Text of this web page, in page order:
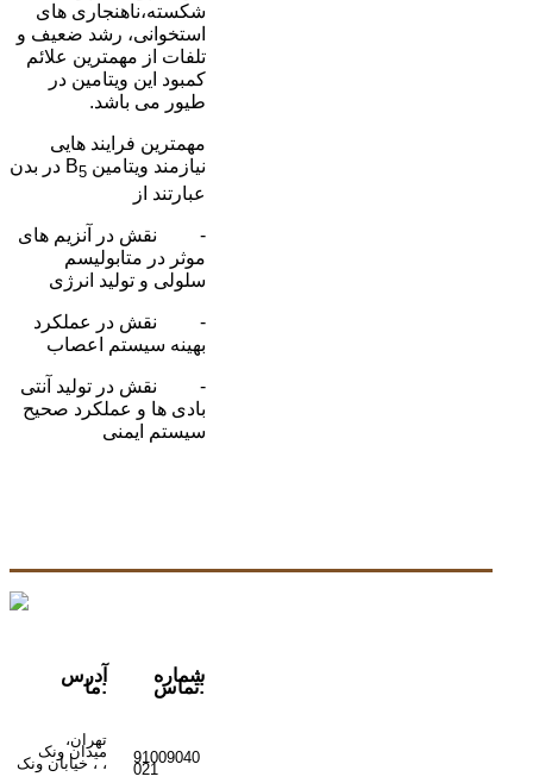
شکسته،ناهنجاری های
استخوانی، رشد ضعیف و
تلفات از مهمترین علائم
کمبود این ویتامین در
طیور می باشد.
مهمترین فرایند هایی
نیازمند ویتامین B 5
در بدن
عبارتند از
- نقش در آنزیم های
موثر در متابولیسم
سلولی و تولید انرژی
- نقش در عملکرد
بهینه سیستم اعصاب
- نقش در تولید آنتی
بادی ها و عملکرد صحیح
سیستم ایمنی
ما:
شماره
تماس:
میدان ونک
،خیابان ونک ،
91009040
021